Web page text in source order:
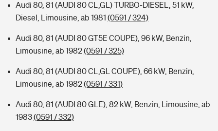
Audi 80, 81 (AUDI 80 CL,GL) TURBO-DIESEL, 51 kW,
Diesel, Limousine, ab 1981 (0591 / 324)
Audi 80, 81 (AUDI 80 GT5E COUPE), 96 kW, Benzin,
Limousine, ab 1982(0591 / 325)
Audi 80, 81 (AUDI 80 CL,GL COUPE), 66 kW, Benzin,
Limousine, ab 1982(0591 / 331)
Audi 80, 81 (AUDI 80 GLE), 82 kW, Benzin, Limousine, ab
1983(0591 / 332)